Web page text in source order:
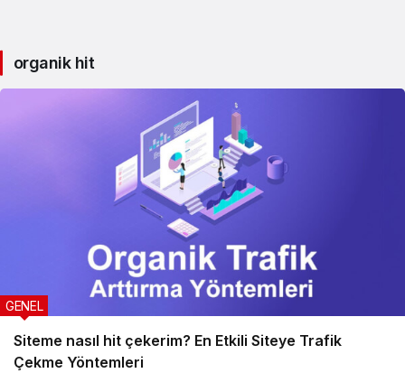
organik hit
Siteme nasıl hit çekerim? En Etkili Siteye Trafik
Çekme Yöntemleri
GENEL